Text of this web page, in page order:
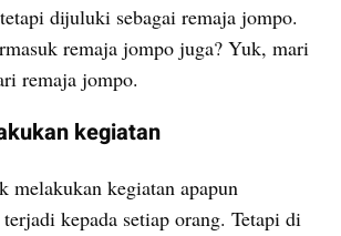
dijuluki sebagai remaja jompo.
remaja jompo juga? Yuk, mari
remaja jompo.
kegiatan
melakukan kegiatan apapun
kepada setiap orang. Tetapi di